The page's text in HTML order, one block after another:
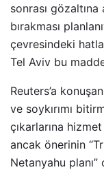
sonrası
bırakması
çevresindeki
Tel Aviv bu
Reuters’a
ve soykırımı
çıkarlarına
ancak önerinin
Netanyahu planı”